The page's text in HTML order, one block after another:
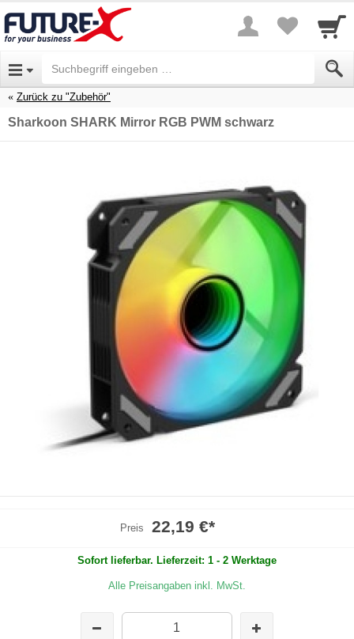
Zurück zu "Zubehör"
Sharkoon SHARK Mirror RGB PWM schwarz
Preis 22,19 €*
Sofort lieferbar. Lieferzeit: 1 - 2 Werktage
Alle Preisangaben inkl. MwSt.